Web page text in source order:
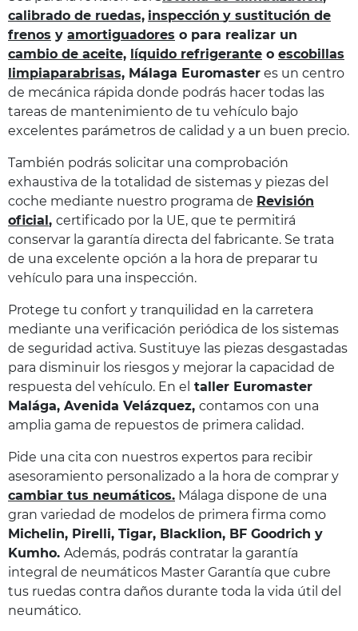
calibrado de ruedas, inspección y sustitución de
frenos y amortiguadores o para realizar un
cambio de aceite, líquido refrigerante o escobillas
limpiaparabrisas, Málaga Euromaster es un centro
de mecánica rápida donde podrás hacer todas las
tareas de mantenimiento de tu vehículo bajo
excelentes parámetros de calidad y a un buen precio.
También podrás solicitar una comprobación
exhaustiva de la totalidad de sistemas y piezas del
coche mediante nuestro programa de Revisión
oficial, certificado por la UE, que te permitirá
conservar la garantía directa del fabricante. Se trata
de una excelente opción a la hora de preparar tu
vehículo para una inspección.
Protege tu confort y tranquilidad en la carretera
mediante una verificación periódica de los sistemas
de seguridad activa. Sustituye las piezas desgastadas
para disminuir los riesgos y mejorar la capacidad de
respuesta del vehículo. En el taller Euromaster
Malága, Avenida Velázquez, contamos con una
amplia gama de repuestos de primera calidad.
Pide una cita con nuestros expertos para recibir
asesoramiento personalizado a la hora de comprar y
cambiar tus neumáticos. Málaga dispone de una
gran variedad de modelos de primera firma como
Michelin, Pirelli, Tigar, Blacklion, BF Goodrich y
Kumho. Además, podrás contratar la garantía
integral de neumáticos Master Garantía que cubre
tus ruedas contra daños durante toda la vida útil del
neumático.